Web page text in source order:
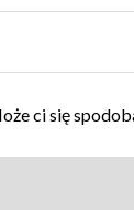
ci się